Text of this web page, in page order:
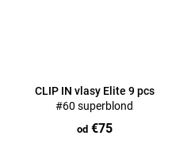
CLIP IN vlasy Elite 9 pcs
#60 superblond
od€75